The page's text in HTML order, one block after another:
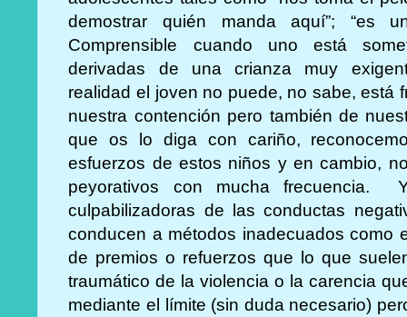
demostrar quién manda aquí”; “es
Comprensible cuando uno está
derivadas de una crianza muy
realidad el joven no puede, no sabe, está
nuestra contención pero también de
que os lo diga con cariño,
esfuerzos de estos niños y en cambio,
peyorativos con mucha frecuencia.
culpabilizadoras de las conductas
conducen a métodos inadecuados como
de premios o refuerzos que lo que
traumático de la violencia o la carencia
mediante el límite (sin duda necesario)